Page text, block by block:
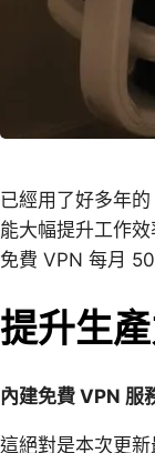
已經用了好多年
能大幅提升工作
免費 VPN 每月
提升生
內建免費 VPN 服
這絕對是本次更